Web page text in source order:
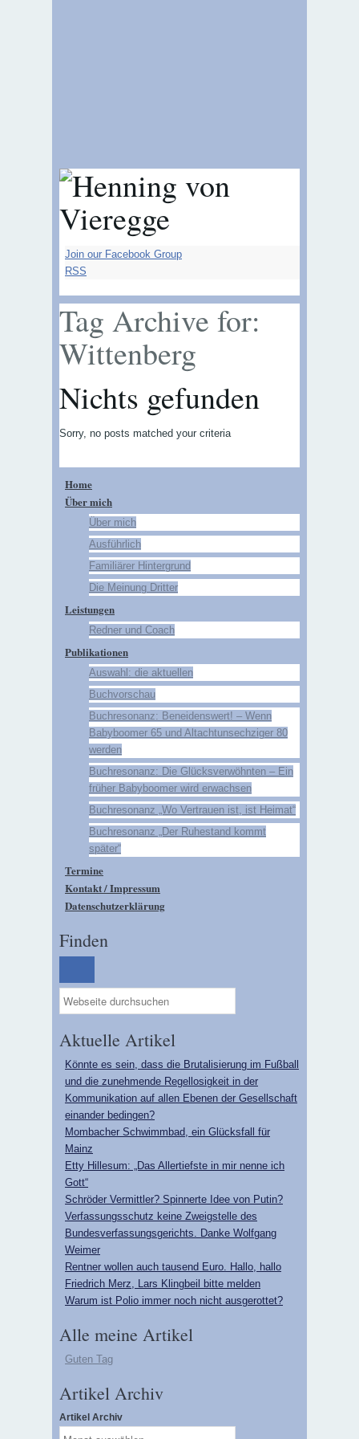
Join our Facebook Group
RSS
Tag Archive for:
Wittenberg
Nichts gefunden
Sorry, no posts matched your criteria
Home
Über mich
Über mich
Ausführlich
Familiärer Hintergrund
Die Meinung Dritter
Leistungen
Redner und Coach
Publikationen
Auswahl: die aktuellen
Buchvorschau
Buchresonanz: Beneidenswert! – Wenn
Babyboomer 65 und Altachtunsechziger 80
werden
Buchresonanz: Die Glücksverwöhnten – Ein
früher Babyboomer wird erwachsen
Buchresonanz „Wo Vertrauen ist, ist Heimat“
Buchresonanz „Der Ruhestand kommt
später“
Termine
Kontakt / Impressum
Datenschutzerklärung
Finden
Aktuelle Artikel
Könnte es sein, dass die Brutalisierung im Fußball
und die zunehmende Regellosigkeit in der
Kommunikation auf allen Ebenen der Gesellschaft
einander bedingen?
Mombacher Schwimmbad, ein Glücksfall für
Mainz
Etty Hillesum: „Das Allertiefste in mir nenne ich
Gott“
Schröder Vermittler? Spinnerte Idee von Putin?
Verfassungsschutz keine Zweigstelle des
Bundesverfassungsgerichts. Danke Wolfgang
Weimer
Rentner wollen auch tausend Euro. Hallo, hallo
Friedrich Merz, Lars Klingbeil bitte melden
Warum ist Polio immer noch nicht ausgerottet?
Alle meine Artikel
Guten Tag
Artikel Archiv
Artikel Archiv